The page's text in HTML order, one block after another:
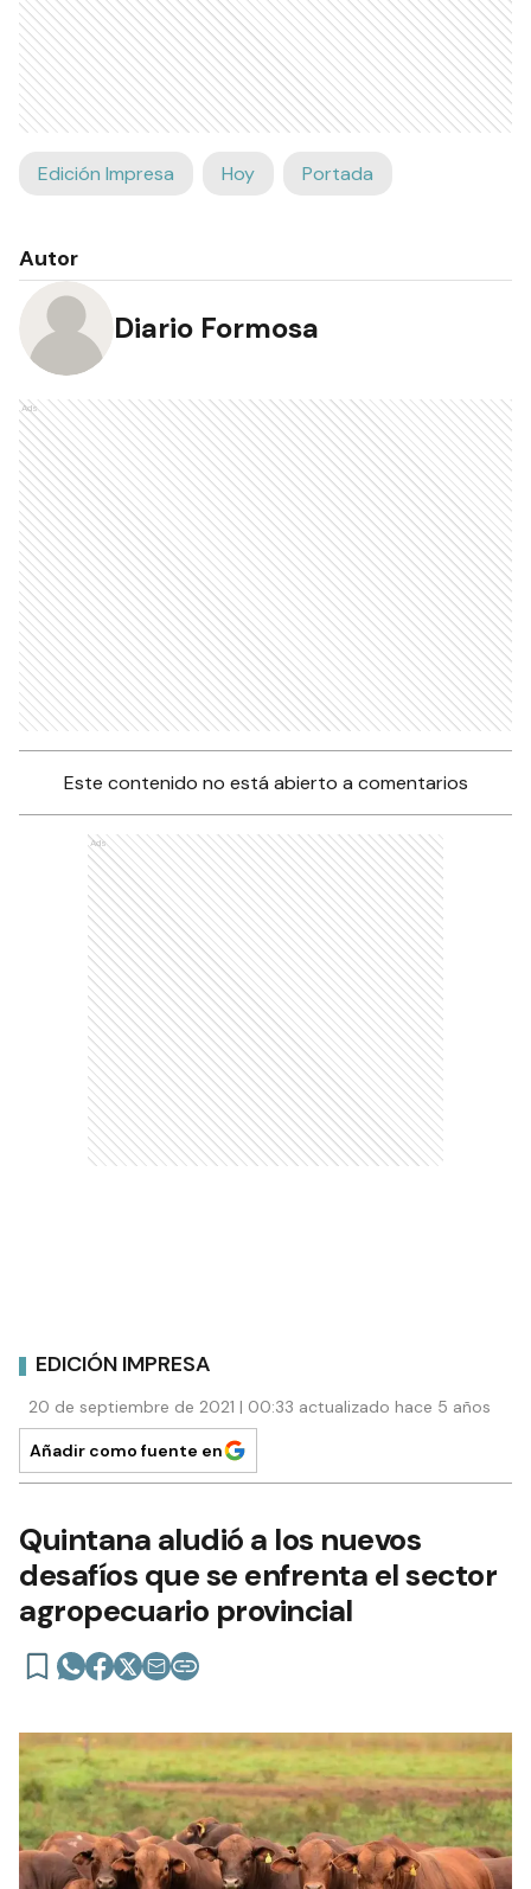
Edición Impresa Hoy Portada
Autor
Diario Formosa
Ads
Este contenido no está abierto a comentarios
Ads
EDICIÓN IMPRESA
20 de septiembre de 2021 | 00:33 actualizado hace 5 años
Añadir como fuente en
Quintana aludió a los nuevos
desafíos que se enfrenta el sector
agropecuario provincial